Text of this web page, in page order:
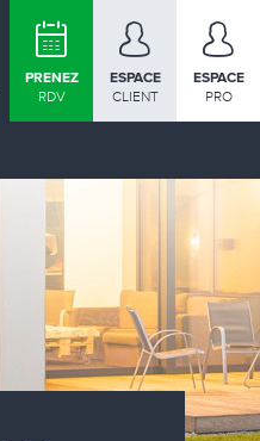
PRENEZ
RDV
ESPACE
CLIENT
ESPACE
PRO